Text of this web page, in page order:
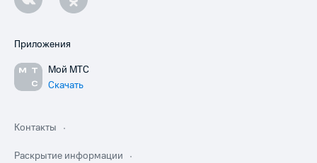
Приложения
Мой МТС
Скачать
Контакты
Раскрытие информации